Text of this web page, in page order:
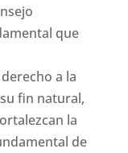
que
a la
fin natural,
la
de